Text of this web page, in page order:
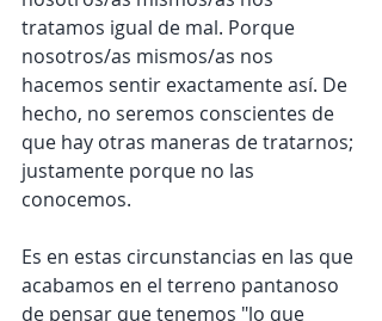
tratamos igual de mal. Porque
nosotros/as mismos/as nos
hacemos sentir exactamente así. De
hecho, no seremos conscientes de
que hay otras maneras de tratarnos;
justamente porque no las
conocemos.
Es en estas circunstancias en las que
acabamos en el terreno pantanoso
de pensar que tenemos "lo que